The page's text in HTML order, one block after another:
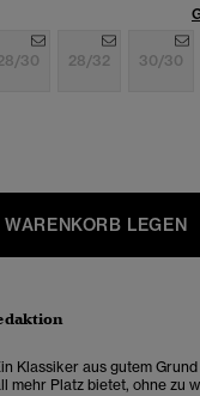
30 28/32 30/30
WARENKORB LEGEN
Klassiker aus gutem
mehr Platz bietet, ohne zu